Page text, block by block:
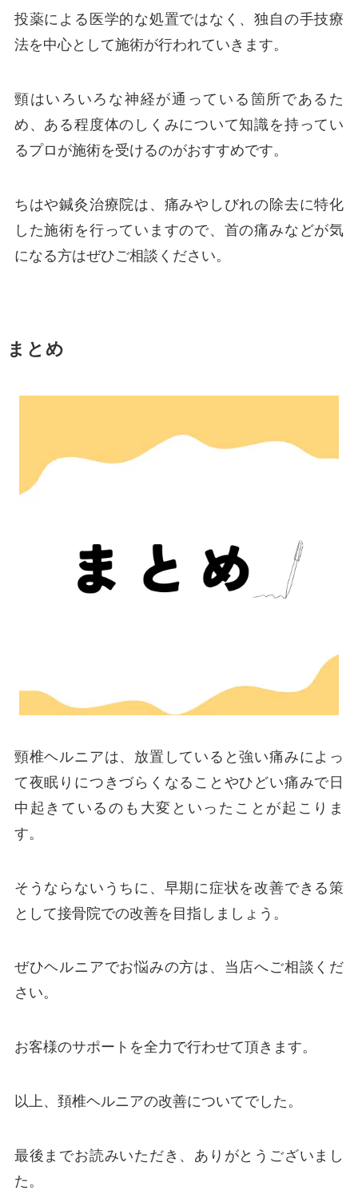
投薬による医学的な処置ではなく、独自の手技療
法を中心として施術が行われていきます。
頸はいろいろな神経が通っている箇所であるた
め、ある程度体のしくみについて知識を持ってい
るプロが施術を受けるのがおすすめです。
ちはや鍼灸治療院は、痛みやしびれの除去に特化
した施術を行っていますので、首の痛みなどが気
になる方はぜひご相談ください。
まとめ
頸椎ヘルニアは、放置していると強い痛みによっ
て夜眠りにつきづらくなることやひどい痛みで日
中起きているのも大変といったことが起こりま
す。
そうならないうちに、早期に症状を改善できる策
として接骨院での改善を目指しましょう。
ぜひヘルニアでお悩みの方は、当店へご相談くだ
さい。
お客様のサポートを全力で行わせて頂きます。
以上、頚椎ヘルニアの改善についてでした。
最後までお読みいただき、ありがとうございまし
た。